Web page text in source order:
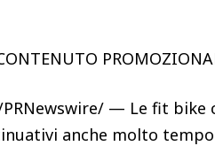
PRNewswire/ — Le fit bike
anche molto tempo